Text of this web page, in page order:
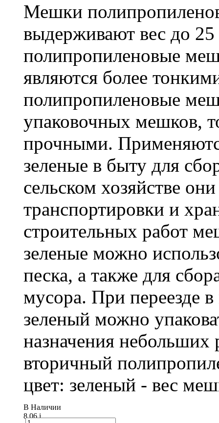
Мешки
выдерживают вес до
полипропиленовые
являются более
полипропиленовые
упаковочных мешков,
прочными.
зеленые в быту для
сельском хозяйстве
транспортировки и
строительных работ
зеленые можно
песка, а также для
мусора. При переезде
зеленый можно
назначения небольших
вторичный
цвет: зеленый - вес
В Наличии
8.06i